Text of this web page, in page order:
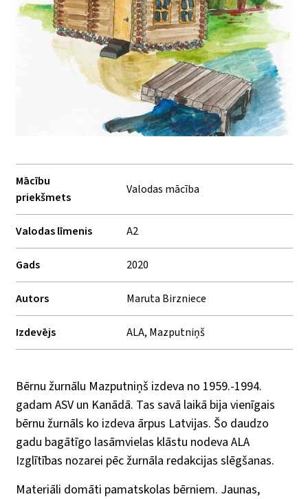
Mācību
priekšmets
Valodas mācība
Valodas līmenis A2
Gads 2020
Autors Maruta Birzniece
Izdevējs ALA, Mazputniņš
Bērnu žurnālu Mazputniņš izdeva no 1959.-1994.
gadam ASV un Kanādā. Tas savā laikā bija vienīgais
bērnu žurnāls ko izdeva ārpus Latvijas. Šo daudzo
gadu bagātīgo lasāmvielas klāstu nodeva ALA
Izglītības nozarei pēc žurnāla redakcijas slēgšanas.
Materiāli domāti pamatskolas bērniem. Jaunas,